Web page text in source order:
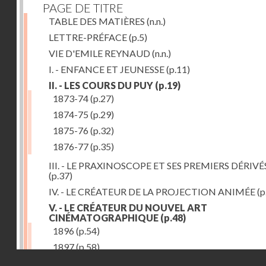
PAGE DE TITRE
TABLE DES MATIÈRES (n.n.)
LETTRE-PRÉFACE(p.5)
VIE D'EMILE REYNAUD (n.n.)
I. - ENFANCE ET JEUNESSE(p.11)
II. - LES COURS DU PUY (p.19)
1873-74(p.27)
1874-75 (p.29)
1875-76 (p.32)
1876-77(p.35)
III. - LE PRAXINOSCOPE ET SES PREMIERS
(p.37)
IV. - LE CRÉATEUR DE LA PROJECTION ANIMÉE
V. - LE CRÉATEUR DU NOUVEL ART
CINÉMATOGRAPHIQUE (p.48)
1896 (p.54)
1897(p.58)